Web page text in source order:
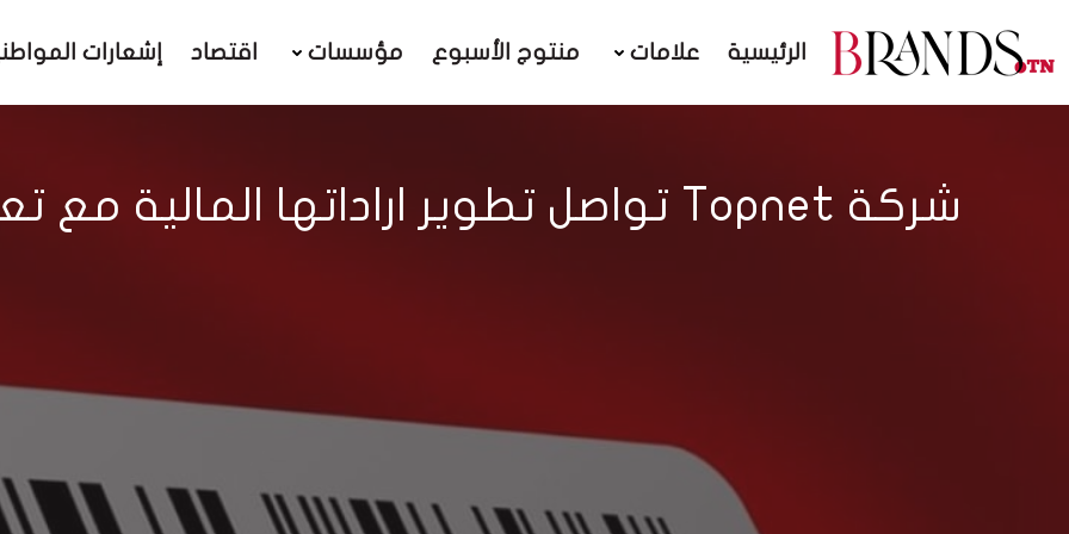
الرئيسية علامات منتوج الأسبوع مؤسسات اقتصاد إشعارات
شركة Topnet تواصل تطوير اراداتها المالية مع تعزيز حصتها في السوق